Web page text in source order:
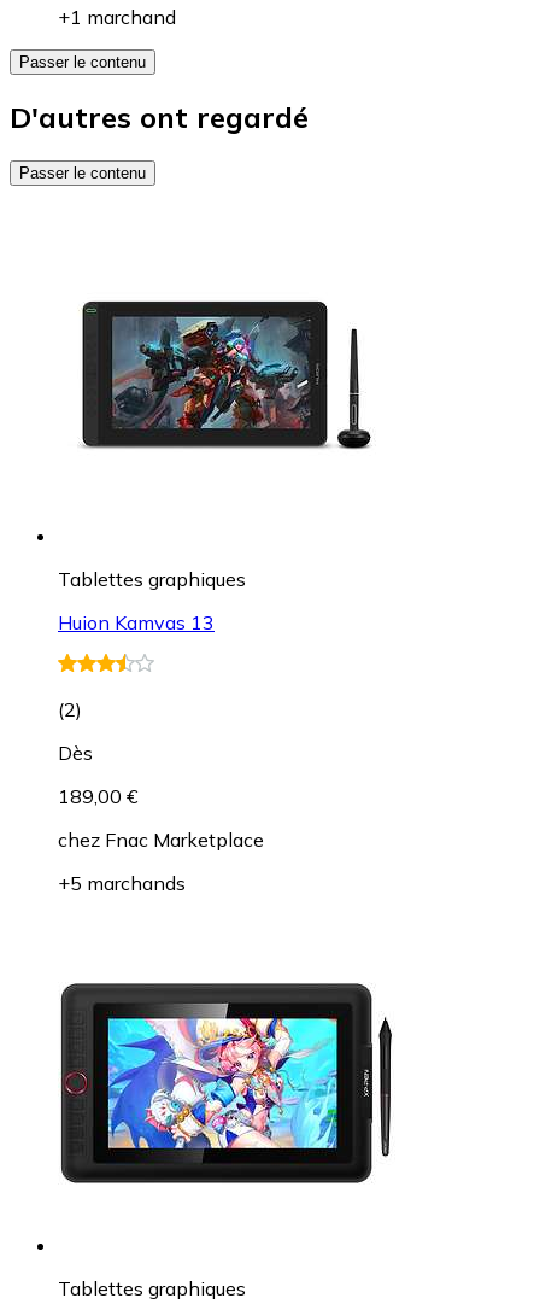
+1 marchand
Passer le contenu
D'autres ont regardé
Passer le contenu
Tablettes graphiques
Huion Kamvas 13
(2)
Dès
189,00 €
chez Fnac Marketplace
+5 marchands
Tablettes graphiques